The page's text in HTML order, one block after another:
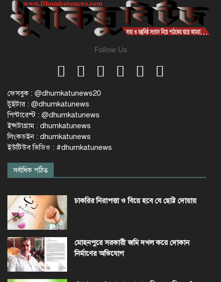
Follow Us
ফেসবুক : @dhumkatunews20
টুইটার : @dhumkatunews
পিন্টারেস্ট : @dhumkatunews
ইন্সটাগ্রাম : dhumkatunews
লিংকডইন : dhumkatunews
ইউটিউব ভিডিও : #dhumkatunews
সর্বাধিক পঠিত
চাকরির নিরাপত্তা ও বিয়ে হবে যে ছোট্ট দোয়ায়
মোহনপুরে সরকারী জমি দখল করে দোকান
নির্মাণের অভিযোগ